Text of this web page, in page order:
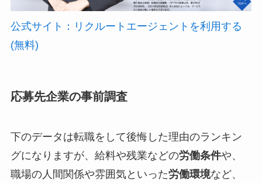
公式サイト：リクルートエージェントを利用する
(無料)
応募先企業の事前調査
下のデータは転職をして後悔した理由のランキン
グになりますが、給料や残業などの労働条件や、
職場の人間関係や雰囲気といった労働環境など、